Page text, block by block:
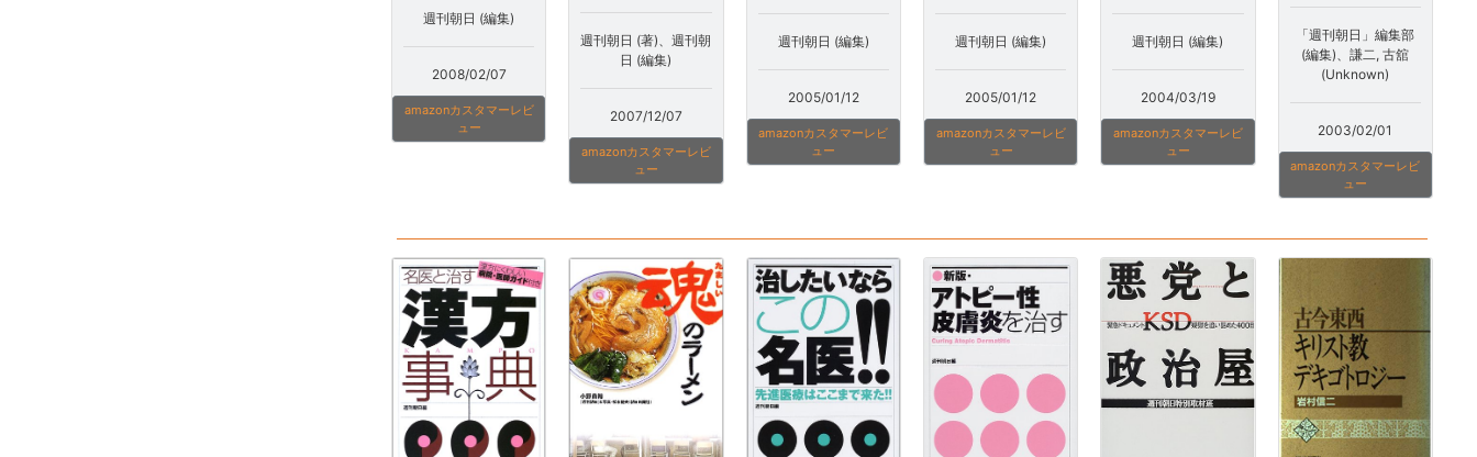
週刊朝日 (編集)
2008/02/07
amazonカスタマーレビ
ュー
週刊朝日 (著)、週刊朝
日 (編集)
2007/12/07
amazonカスタマーレビ
ュー
週刊朝日 (編集)
2005/01/12
amazonカスタマーレビ
ュー
週刊朝日 (編集)
2005/01/12
amazonカスタマーレビ
ュー
週刊朝日 (編集)
2004/03/19
amazonカスタマーレビ
ュー
「週刊朝日」編集部
(編集)、謙二, 古舘
(Unknown)
2003/02/01
amazonカスタマーレビ
ュー